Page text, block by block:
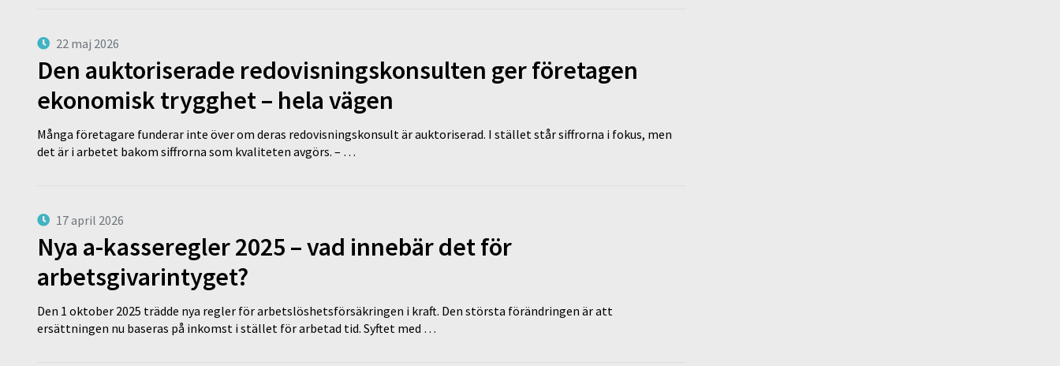
22 maj 2026
Den auktoriserade redovisningskonsulten ger företagen
ekonomisk trygghet – hela vägen
Många företagare funderar inte över om deras redovisningskonsult är auktoriserad. I stället står siffrorna i fokus, men
det är i arbetet bakom siffrorna som kvaliteten avgörs. – …
17 april 2026
Nya a-kasseregler 2025 – vad innebär det för
arbetsgivarintyget?
Den 1 oktober 2025 trädde nya regler för arbetslöshetsförsäkringen i kraft. Den största förändringen är att
ersättningen nu baseras på inkomst i stället för arbetad tid. Syftet med …